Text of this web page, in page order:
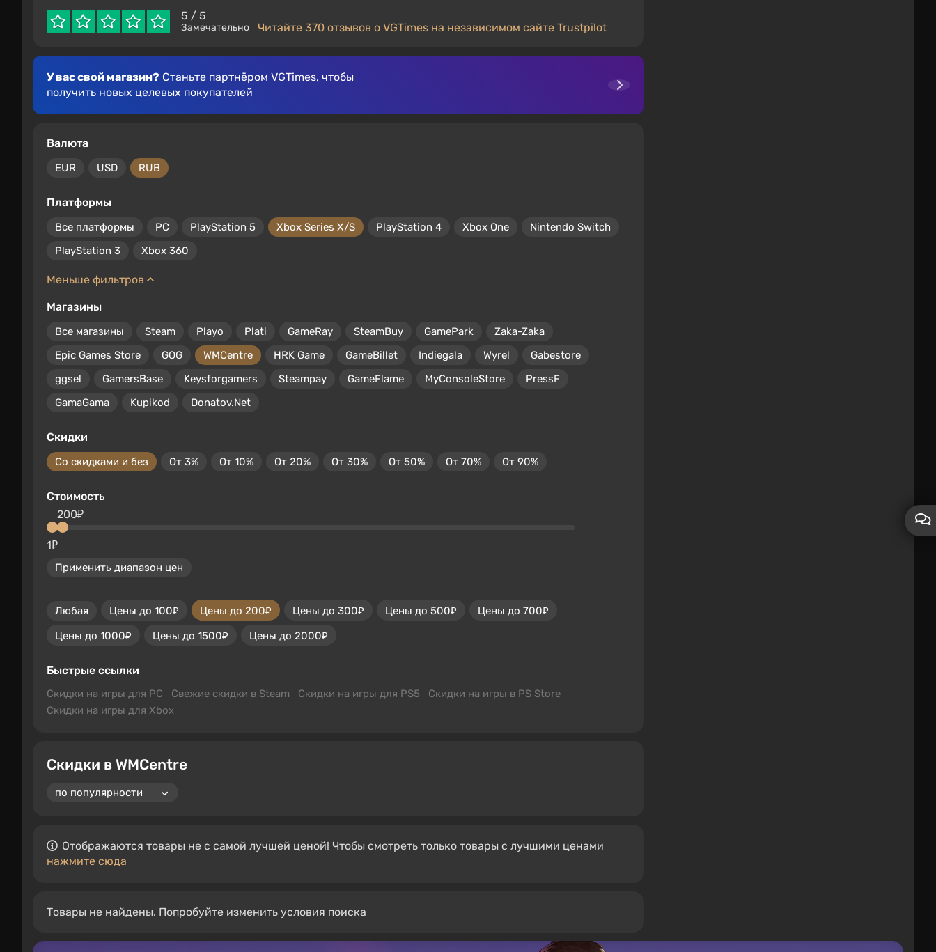
5 / 5
Замечательно Читайте 370 отзывов о VGTimes на независимом сайте Trustpilot
У вас свой магазин? Станьте партнёром VGTimes, чтобы
получить новых целевых покупателей
Валюта
EUR USD RUB
Платформы
Все платформы PC PlayStation 5 Xbox Series X/S PlayStation 4 Xbox One
Nintendo Switch
PlayStation 3
Xbox 360
Меньше фильтров
Магазины
Все магазины Steam Playo Plati GameRay SteamBuy GamePark
Zaka-Zaka
Epic Games Store
GOG WMCentre HRK Game GameBillet Indiegala Wyrel
Gabestore
ggsel
GamersBase Keysforgamers Steampay GameFlame MyConsoleStore
PressF
GamaGama
Kupikod Donatov.Net
Скидки
Со скидками и без От 3% От 10% От 20% От 30% От 50% От 70% От 90%
Стоимость
1₽
200₽
Применить диапазон цен
Любая Цены до 100₽ Цены до 200₽ Цены до 300₽ Цены до 500₽
Цены до 700₽
Цены до 1000₽
Цены до 1500₽ Цены до 2000₽
Быстрые ссылки
Скидки на игры для PC Свежие скидки в Steam Скидки на игры для PS5
Скидки на игры в PS Store
Скидки на игры для Xbox
Скидки в WMCentre
Отображаются товары не с самой лучшей ценой! Чтобы смотреть только товары с лучшими ценами
нажмите сюда
Товары не найдены. Попробуйте изменить условия поиска